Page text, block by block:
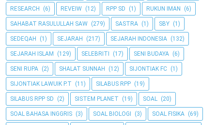
RESEARCH (6) REVEIW (12) RPP SD (1) RUKUN IMAN (6)
SAHABAT RASULULLAH SAW (279) SASTRA (1) SBY (1)
SEDEQAH (1) SEJARAH (217) SEJARAH INDONESIA (132)
SEJARAH ISLAM (129) SELEBRITI (17) SENI BUDAYA (6)
SENI RUPA (2) SHALAT SUNNAH (12) SIJONTIAK FC (1)
SIJONTIAK LAWUIK P.T (11) SILABUS RPP (19)
SILABUS RPP SD (2) SISTEM PLANET (19) SOAL (20)
SOAL BAHASA INGGRIS (3) SOAL BIOLOGI (3) SOAL FISIKA (69)